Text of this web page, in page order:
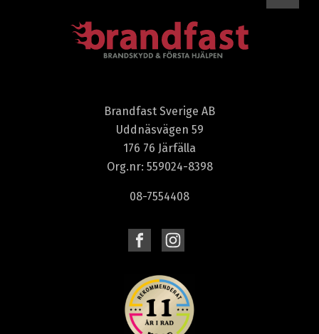
Brandfast Sverige AB
Uddnäsvägen 59
176 76 Järfälla
Org.nr: 559024-8398
08-7554408